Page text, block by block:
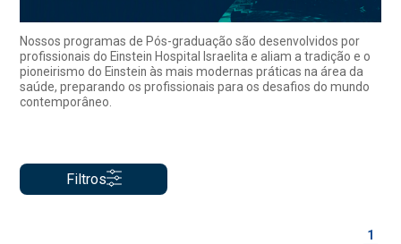
Nossos programas de Pós-graduação são desenvolvidos por
profissionais do Einstein Hospital Israelita e aliam a tradição e o
pioneirismo do Einstein às mais modernas práticas na área da
saúde, preparando os profissionais para os desafios do mundo
contemporâneo.
Filtros
1